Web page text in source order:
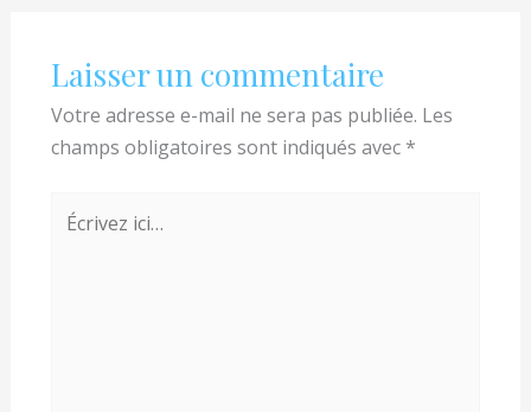
Laisser un commentaire
Votre adresse e-mail ne sera pas publiée. Les
champs obligatoires sont indiqués avec *
Écrivez
ici…